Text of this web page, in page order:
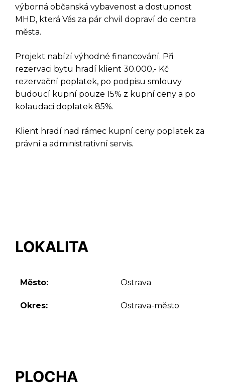
výborná občanská vybavenost a dostupnost
MHD, která Vás za pár chvil dopraví do centra
města.
Projekt nabízí výhodné financování. Při
rezervaci bytu hradí klient 30.000,- Kč
rezervační poplatek, po podpisu smlouvy
budoucí kupní pouze 15% z kupní ceny a po
kolaudaci doplatek 85%.
Klient hradí nad rámec kupní ceny poplatek za
právní a administrativní servis.
LOKALITA
Město: Ostrava
Okres: Ostrava-město
PLOCHA